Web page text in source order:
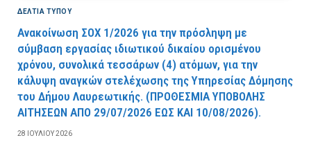
ΔΕΛΤΙΑ ΤΥΠΟΥ
Ανακοίνωση ΣΟΧ 1/2026 για την πρόσληψη με
σύμβαση εργασίας ιδιωτικού δικαίου ορισμένου
χρόνου, συνολικά τεσσάρων (4) ατόμων, για την
κάλυψη αναγκών στελέχωσης της Υπηρεσίας Δόμησης
του Δήμου Λαυρεωτικής. (ΠPOΘEΣMIA YΠOBOΛHΣ
AITHΣEΩN AΠO 29/07/2026 EΩΣ KAI 10/08/2026).
28 ΙΟΥΛΊΟΥ 2026